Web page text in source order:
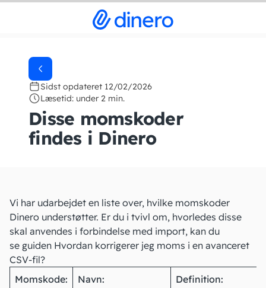
Sidst opdateret 12/02/2026
Læsetid: under 2 min.
Disse momskoder
findes i Dinero
Vi har udarbejdet en liste over, hvilke momskoder
Dinero understøtter. Er du i tvivl om, hvorledes disse
skal anvendes i forbindelse med import, kan du
se guiden Hvordan korrigerer jeg moms i en avanceret
CSV-fil?
Momskode:
Navn: Definition: